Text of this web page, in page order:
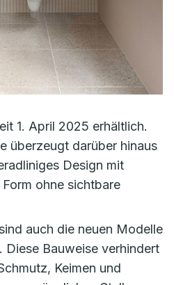
1. April 2025 erhältlich.
überzeugt darüber hinaus
Design mit
ohne sichtbare
auch die neuen Modelle
Diese Bauweise verhindert
Keimen und